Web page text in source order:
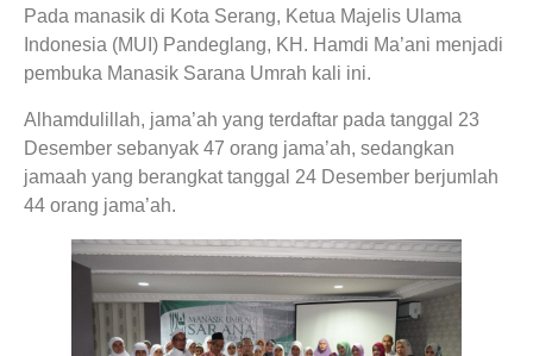
Pada manasik di Kota Serang, Ketua Majelis Ulama
Indonesia (MUI) Pandeglang, KH. Hamdi Ma’ani menjadi
pembuka Manasik Sarana Umrah kali ini.
Alhamdulillah, jama’ah yang terdaftar pada tanggal 23
Desember sebanyak 47 orang jama’ah, sedangkan
jamaah yang berangkat tanggal 24 Desember berjumlah
44 orang jama’ah.